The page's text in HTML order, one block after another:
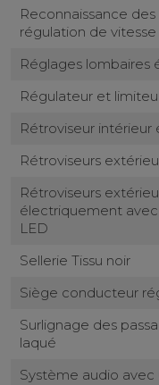
Reconnaissance
régulation de vitesse
Réglages
Régulateur et
Rétroviseur
Rétroviseurs
Rétroviseurs
électriquement
LED
Sellerie Tissu noir
Siège conducteur
Surlignage des
laqué
Système audio